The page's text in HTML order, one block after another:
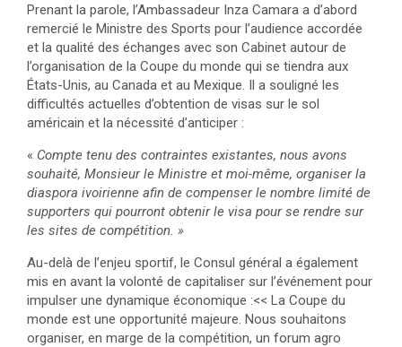
Prenant la parole, l’Ambassadeur Inza Camara a d’abord
remercié le Ministre des Sports pour l’audience accordée
et la qualité des échanges avec son Cabinet autour de
l’organisation de la Coupe du monde qui se tiendra aux
États-Unis, au Canada et au Mexique. Il a souligné les
difficultés actuelles d’obtention de visas sur le sol
américain et la nécessité d’anticiper :
« Compte tenu des contraintes existantes, nous avons
souhaité, Monsieur le Ministre et moi-même, organiser la
diaspora ivoirienne afin de compenser le nombre limité de
supporters qui pourront obtenir le visa pour se rendre sur
les sites de compétition. »
Au-delà de l’enjeu sportif, le Consul général a également
mis en avant la volonté de capitaliser sur l’événement pour
impulser une dynamique économique :<< La Coupe du
monde est une opportunité majeure. Nous souhaitons
organiser, en marge de la compétition, un forum agro